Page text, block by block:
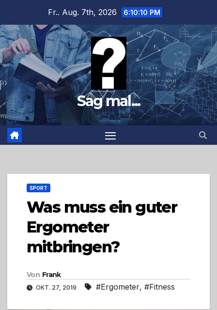
springen
Fr.. Aug. 7th, 2026 6:10:11 PM
Sag mal...
SPORT
Was muss ein guter
Ergometer
mitbringen?
Von Frank
OKT. 27, 2019 #Ergometer, #Fitness